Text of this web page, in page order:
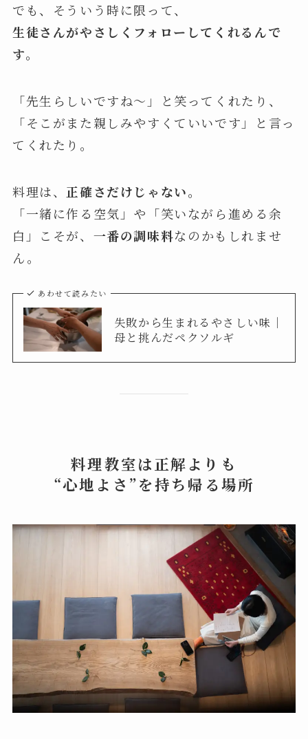
でも、そういう時に限って、
生徒さんがやさしくフォローしてくれるんで
す。
「先生らしいですね〜」と笑ってくれたり、
「そこがまた親しみやすくていいです」と言っ
てくれたり。
料理は、 正確さだけじゃない。
「一緒に作る空気」や「笑いながら進める余
白」こそが、 一番の調味料なのかもしれませ
ん。
あわせて読みたい
失敗から生まれるやさしい味｜
母と挑んだペクソルギ
料理教室は正解よりも
“心地よさ”を持ち帰る場所